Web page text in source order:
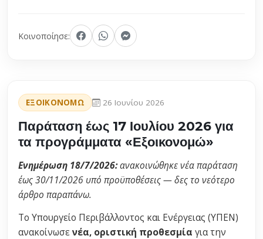
Κοινοποίησε:
ΕΞΟΙΚΟΝΟΜΩ 26 Ιουνίου 2026
Παράταση έως 17 Ιουλίου 2026 για
τα προγράμματα «Εξοικονομώ»
Ενημέρωση 18/7/2026:ανακοινώθηκε νέα παράταση
έως 30/11/2026 υπό προϋποθέσεις — δες το νεότερο
άρθρο παραπάνω.
Το Υπουργείο Περιβάλλοντος και Ενέργειας (ΥΠΕΝ)
ανακοίνωσενέα, οριστική προθεσμία για την